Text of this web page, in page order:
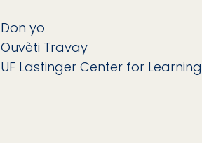
Don yo
Ouvèti Travay
UF Lastinger Center for Learning